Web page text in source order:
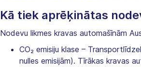
Kā tiek aprēķinātas
Nodevu likmes kravas automašīnām
CO₂ emisiju klase –
nulles emisijām). Tīrākas kravas